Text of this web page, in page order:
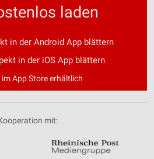
laden
in der Android App blättern
in der iOS App blättern
App Store erhältlich
mit: